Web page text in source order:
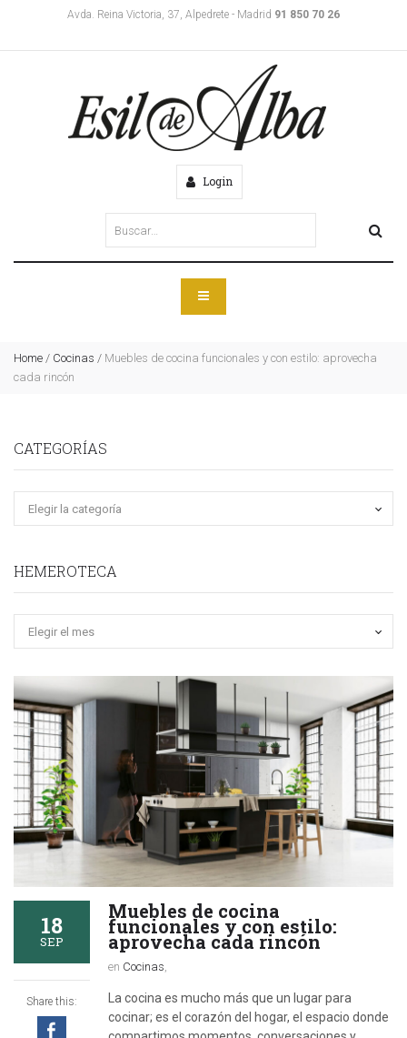
Avda. Reina Victoria, 37, Alpedrete - Madrid 91 850 70 26
Login
Home / Cocinas / Muebles de cocina funcionales y con estilo: aprovecha
cada rincón
CATEGORÍAS
HEMEROTECA
18
SEP
Share this:
Muebles de cocina
funcionales y con estilo:
aprovecha cada rincón
en Cocinas
La cocina es mucho más que un lugar para
cocinar; es el corazón del hogar, el espacio donde